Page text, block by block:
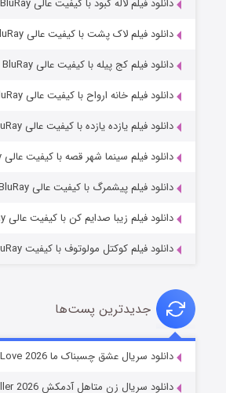
شوهر
دانلود فیلم لاله کبود با کیفیت عالی BluRay
دانلود فیلم لاک پشت با کیفیت عالی BluRay
دانلود فیلم کج‌ پیله با کیفیت عالی BluRay
دانلود فیلم خانه ارواح با کیفیت عالی BluRay
دانلود فیلم یازده یازده با کیفیت عالی BluRay
دانلود فیلم سینما شهر قصه با کیفیت عالی BluRay
دانلود فیلم پیشمرگ با کیفیت عالی BluRay
دانلود فیلم زیبا صدایم کن با کیفیت عالی BluRay
دانلود فیلم کوکتل مولوتوف با کیفیت BluRay
جدیدترین پست‌ها
دانلود سریال عشق چسبناک ما Our Sticky Love 2026
دانلود سریال زن متاهل آدمکش A Bona Fide Killer 2026